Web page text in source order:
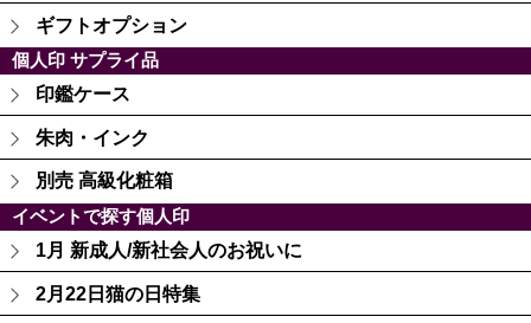
ギフトオプション
個人印 サプライ品
印鑑ケース
朱肉・インク
別売 高級化粧箱
イベントで探す個人印
1月 新成人/新社会人のお祝いに
2月22日猫の日特集